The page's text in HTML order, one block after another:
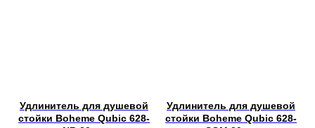
Удлинитель для душевой
стойки Boheme Qubic 628-
Удлинитель для душевой
стойки Boheme Qubic 628-